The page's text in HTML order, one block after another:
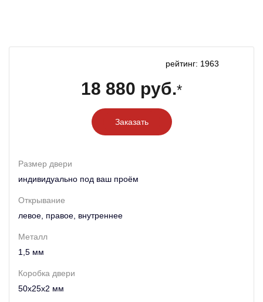
рейтинг: 1963
18 880 руб.*
Заказать
Размер двери
индивидуально под ваш проём
Открывание
левое, правое, внутреннее
Металл
1,5 мм
Коробка двери
50х25х2 мм